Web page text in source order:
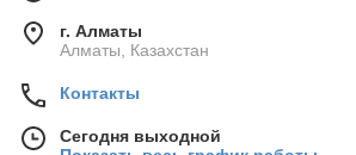
г. Алматы
Алматы, Казахстан
Контакты
Сегодня выходной